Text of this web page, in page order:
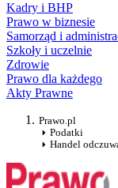
Kadry i BHP
Prawo w biznesie
Samorząd i
Szkoły i uczelnie
Zdrowie
Prawo dla każdego
Akty Prawne
Prawo.pl
Podatki
Handel